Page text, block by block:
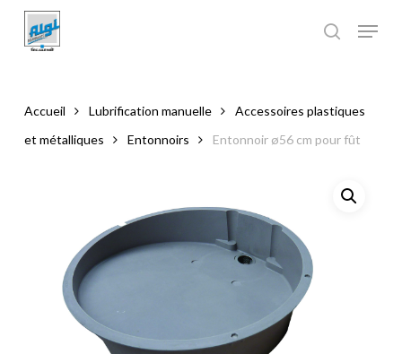
main
Accueil Lubrification manuelle
Accessoires plastiques
et métalliques
Entonnoirs Entonnoir ø56 cm pour fût